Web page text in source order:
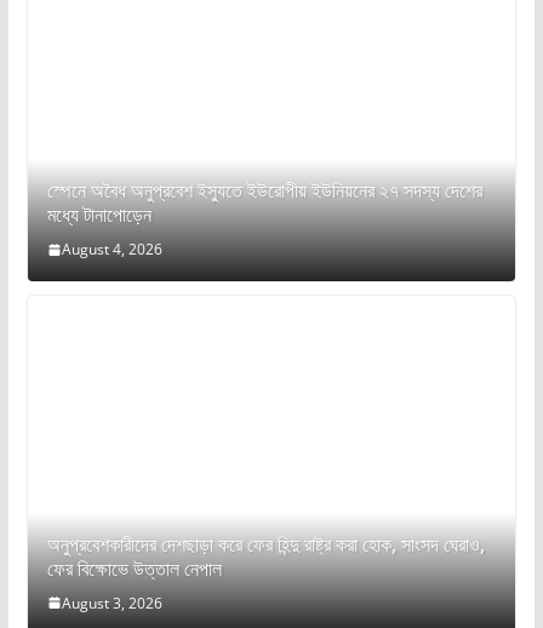
স্পেনে অবৈধ অনুপ্রবেশ ইস্যুতে ইউরোপীয় ইউনিয়নের ২৭ সদস্য দেশের
মধ্যে টানাপোড়েন
August 4, 2026
অনুপ্রবেশকারীদের দেশছাড়া করে ফের হিন্দু রাষ্ট্র করা হোক, সাংসদ ঘেরাও,
ফের বিক্ষোভে উত্তাল নেপাল
August 3, 2026